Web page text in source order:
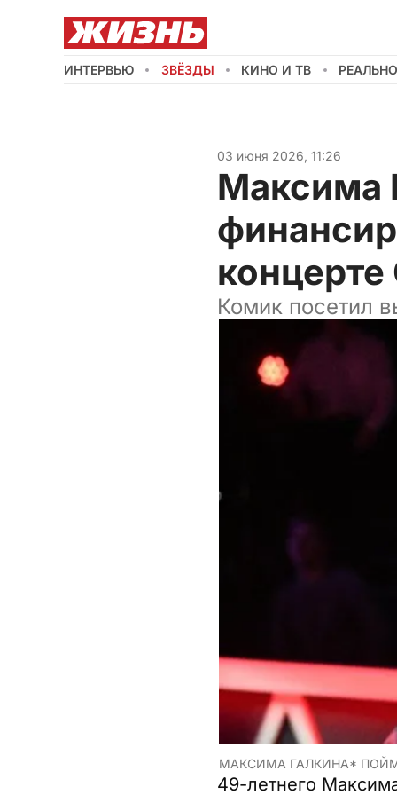
ИНТЕРВЬЮ ЗВЁЗДЫ КИНО И ТВ
03 июня 2026, 11:26
Максима
Комик посетил
МАКСИМА ГАЛКИНА*
49-летнего